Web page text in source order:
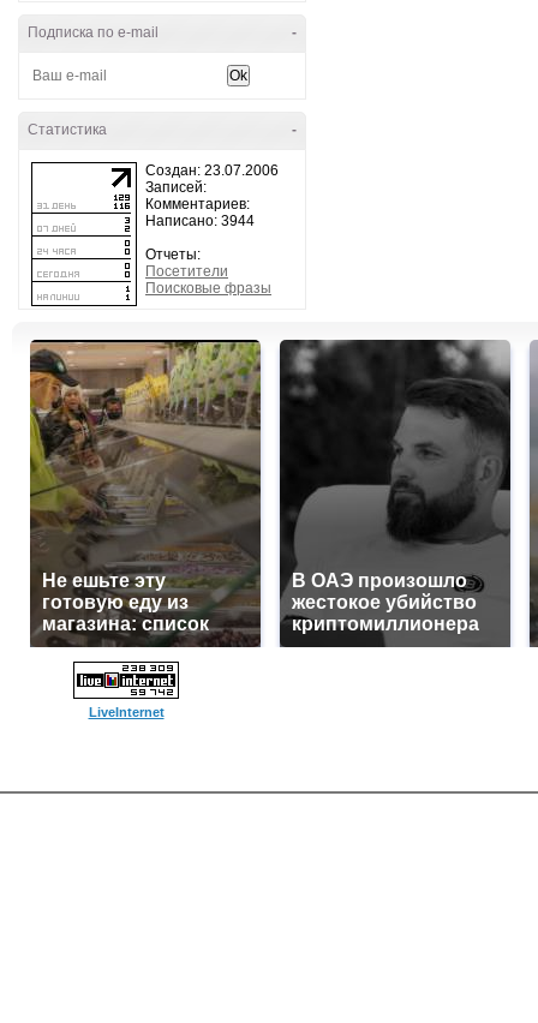
-
Подписка по e-mail
-
Статистика
Создан: 23.07.2006
Записей:
Комментариев:
Написано: 3944
Отчеты:
Посетители
Поисковые фразы
Не ешьте эту
готовую еду из
магазина: список
В ОАЭ произошло
жестокое убийство
криптомиллионера
LiveInternet